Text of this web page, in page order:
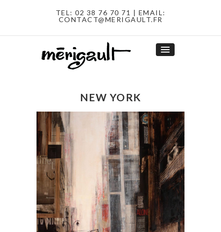
TEL: 02 38 76 70 71 | EMAIL:
CONTACT@MERIGAULT.FR
NEW YORK